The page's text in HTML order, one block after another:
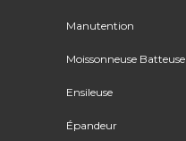
Manutention
Moissonneuse Batteuse
Ensileuse
Épandeur